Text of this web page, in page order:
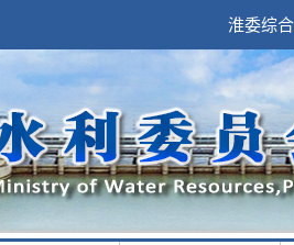
淮委综